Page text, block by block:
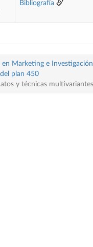
Bibliografía
en Marketing e
plan 450
y técnicas multivariantes